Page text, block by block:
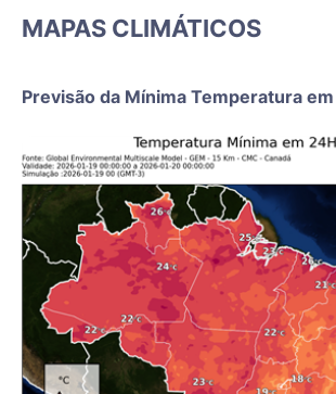
MAPAS CLIMÁTICOS
Previsão da Mínima Temperatura